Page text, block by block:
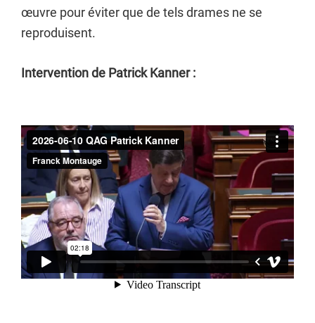
œuvre pour éviter que de tels drames ne se
reproduisent.
Intervention de Patrick Kanner :